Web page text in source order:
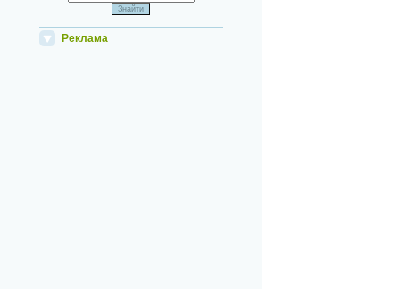
Реклама